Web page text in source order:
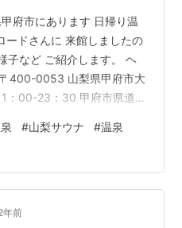
府市にあります 日帰り温
ードさんに 来館しましたの
子など ご紹介します。 ヘ
400-0053 山梨県甲府市大
：00-23：30 甲府市県道
吹市と甲府市をブラリ散
府市のおすすめサウナ施設
設が高評価でしたので 夕
らが入浴料金。 平日大人
103…
#山梨サウナ #温泉
年前